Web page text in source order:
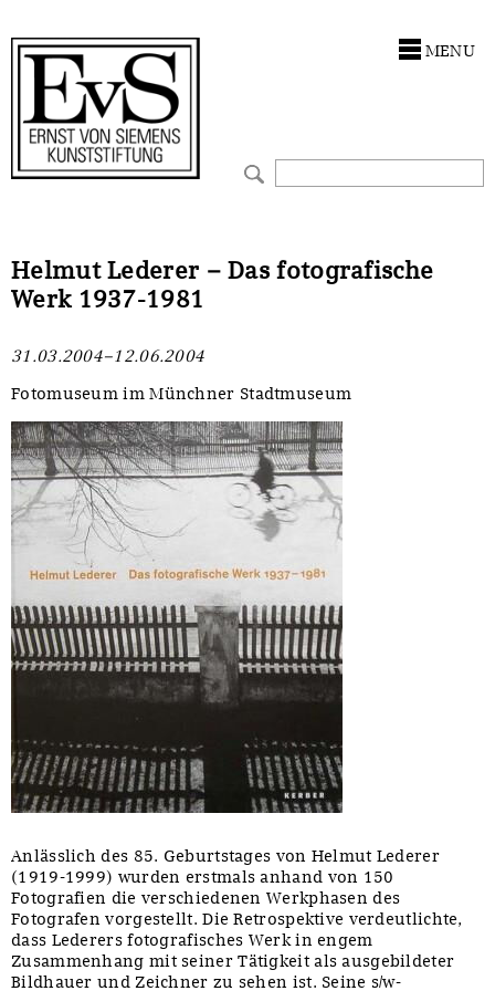
MENU
Helmut Lederer – Das fotografische
Werk 1937-1981
31.03.2004–12.06.2004
Fotomuseum im Münchner Stadtmuseum
Anlässlich des 85. Geburtstages von Helmut Lederer
(1919-1999) wurden erstmals anhand von 150
Fotografien die verschiedenen Werkphasen des
Fotografen vorgestellt. Die Retrospektive verdeutlichte,
dass Lederers fotografisches Werk in engem
Zusammenhang mit seiner Tätigkeit als ausgebildeter
Bildhauer und Zeichner zu sehen ist. Seine s/w-
Förderphilosophie
Gremien
Presse und Neuigkeiten
Stellenangebote
Ankauf
Restaurierungen
Werkverzeichnisse
UKRAINE-Förderlinie